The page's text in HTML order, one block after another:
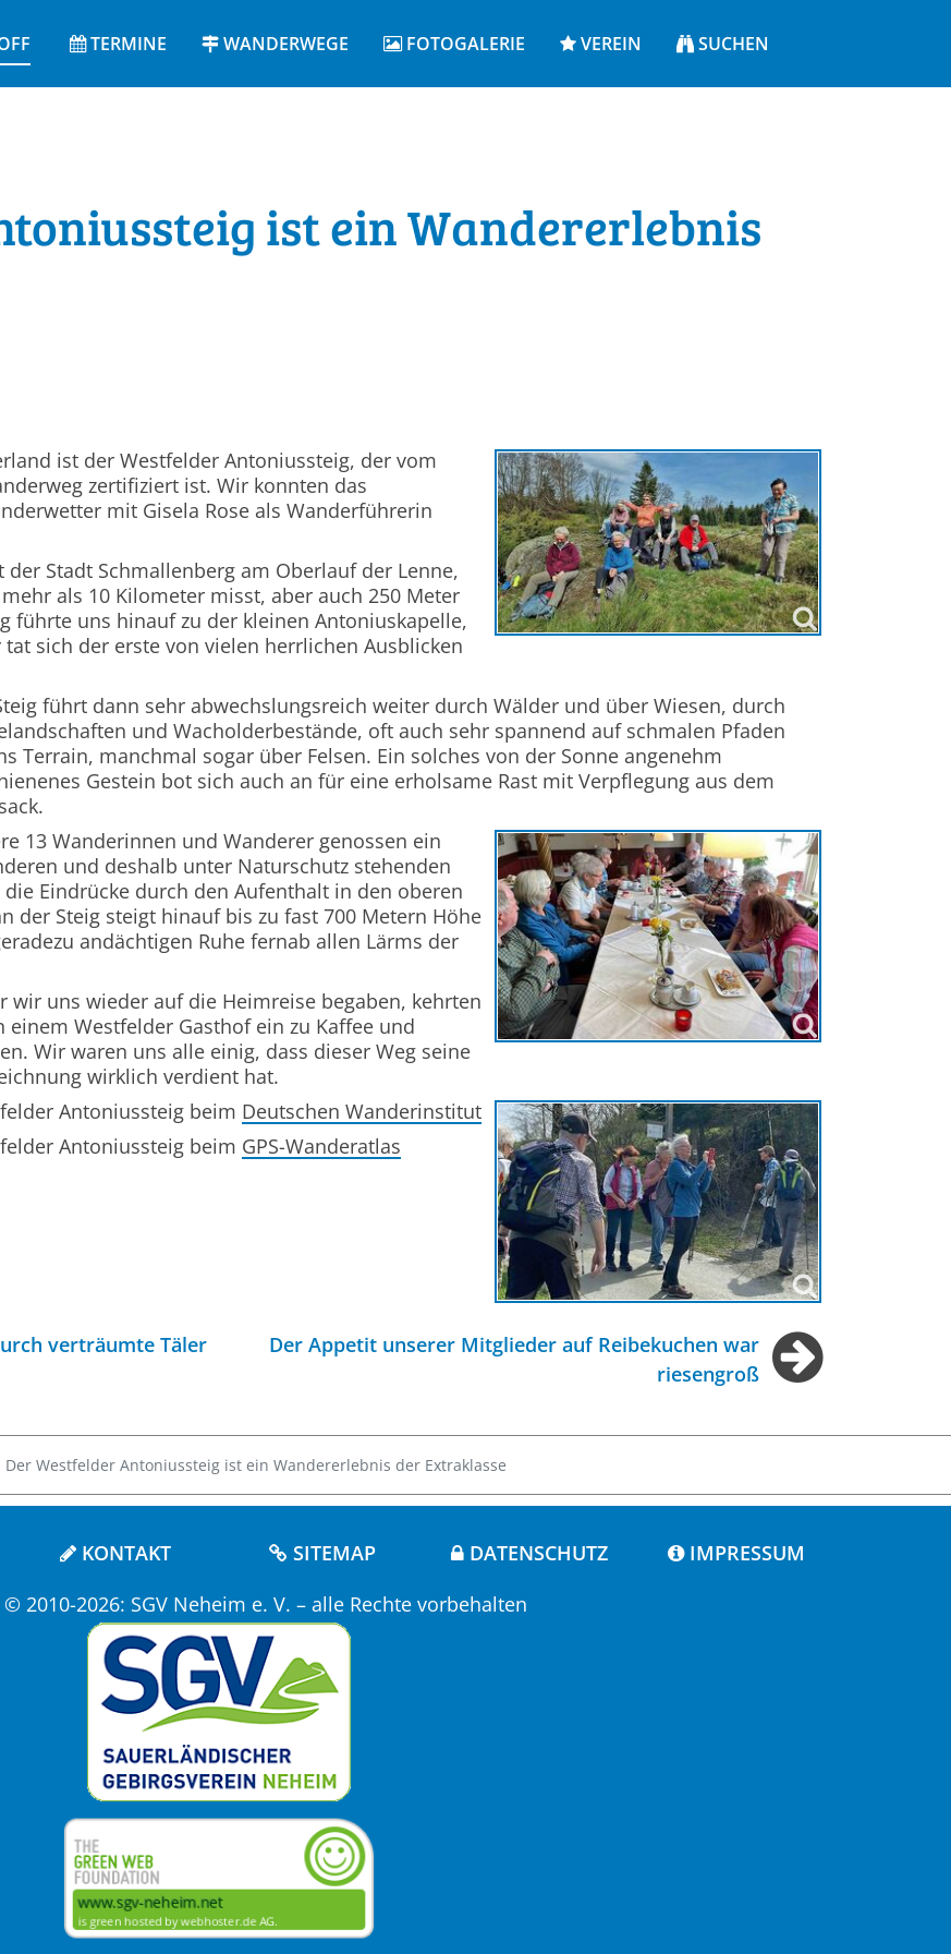
TERMINE WANDERWEGE FOTOGALERIE VEREIN SUCHEN
ist ein Wandererlebnis
ist der Westfelder Antoniussteig, der vom
zertifiziert ist. Wir konnten das
mit Gisela Rose als Wanderführerin
Stadt Schmallenberg am Oberlauf der Lenne,
als 10 Kilometer misst, aber auch 250 Meter
führte uns hinauf zu der kleinen Antoniuskapelle,
sich der erste von vielen herrlichen Ausblicken
führt dann sehr abwechslungsreich weiter durch Wälder und über Wiesen, durch
und Wacholderbestände, oft auch sehr spannend auf schmalen Pfaden
Terrain, manchmal sogar über Felsen. Ein solches von der Sonne angenehm
Gestein bot sich auch an für eine erholsame Rast mit Verpflegung aus dem
13 Wanderinnen und Wanderer genossen ein
und deshalb unter Naturschutz stehenden
Eindrücke durch den Aufenthalt in den oberen
der Steig steigt hinauf bis zu fast 700 Metern Höhe
andächtigen Ruhe fernab allen Lärms der
wir uns wieder auf die Heimreise begaben, kehrten
einem Westfelder Gasthof ein zu Kaffee und
Wir waren uns alle einig, dass dieser Weg seine
wirklich verdient hat.
Antoniussteig beim Deutschen Wanderinstitut
Antoniussteig beim GPS-Wanderatlas
verträumte Täler
Der Appetit unserer Mitglieder auf Reibekuchen war
riesengroß
Der Westfelder Antoniussteig ist ein Wandererlebnis der Extraklasse
KONTAKT SITEMAP DATENSCHUTZ
IMPRESSUM
2010-2026: SGV Neheim e. V. – alle Rechte vorbehalten